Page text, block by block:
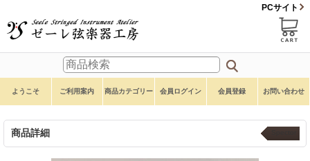
PCサイト
ようこそ ご利用案内 商品カテゴリー 会員ログイン 会員登録 お問い合わせ
商品詳細